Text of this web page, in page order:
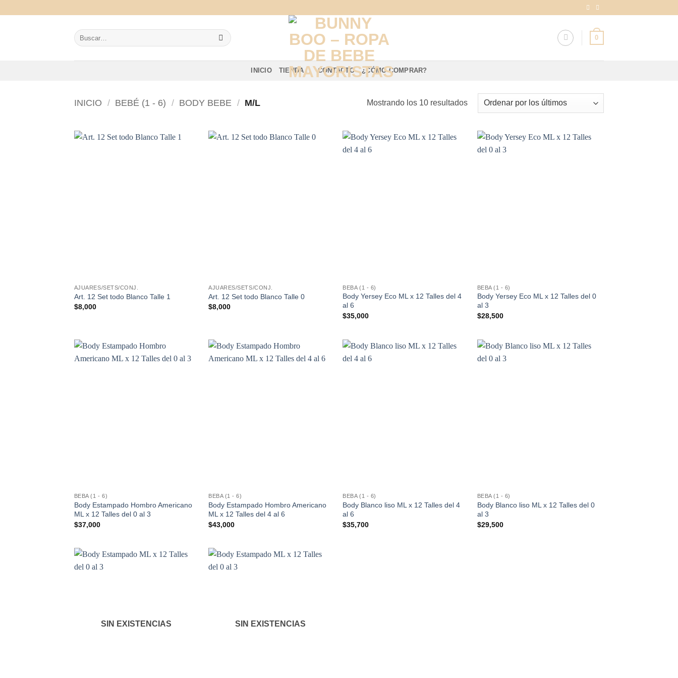
Buscar
por:
0
INICIO TIENDA CONTACTO ¿CÓMO COMPRAR?
INICIO / BEBÉ (1 - 6) / BODY BEBE / M/L Mostrando los 10 resultadosOrdenado
por
últimos
AJUARES/SETS/CONJ.
Art. 12 Set todo Blanco Talle 1
$8,000
AJUARES/SETS/CONJ.
Art. 12 Set todo Blanco Talle 0
$8,000
BEBA (1 - 6)
Body Yersey Eco ML x 12 Talles del 4
al 6
$35,000
BEBA (1 - 6)
Body Yersey Eco ML x 12 Talles del 0
al 3
$28,500
BEBA (1 - 6)
Body Estampado Hombro Americano
ML x 12 Talles del 0 al 3
$37,000
BEBA (1 - 6)
Body Estampado Hombro Americano
ML x 12 Talles del 4 al 6
$43,000
BEBA (1 - 6)
Body Blanco liso ML x 12 Talles del 4
al 6
$35,700
BEBA (1 - 6)
Body Blanco liso ML x 12 Talles del 0
al 3
$29,500
SIN EXISTENCIAS SIN EXISTENCIAS